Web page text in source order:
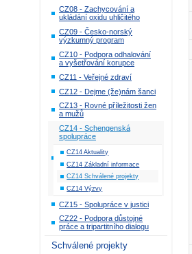
CZ08 - Zachycování a
ukládání oxidu uhličitého
CZ09 - Česko-norský
výzkumný program
CZ10 - Podpora odhalování
a vyšetřování korupce
CZ11 - Veřejné zdraví
CZ12 - Dejme (že)nám šanci
CZ13 - Rovné příležitosti žen
a mužů
CZ14 - Schengenská
spolupráce
CZ14 Aktuality
CZ14 Základní informace
CZ14 Schválené projekty
CZ14 Výzvy
CZ15 - Spolupráce v justici
CZ22 - Podpora důstojné
práce a tripartitního dialogu
Schválené projekty